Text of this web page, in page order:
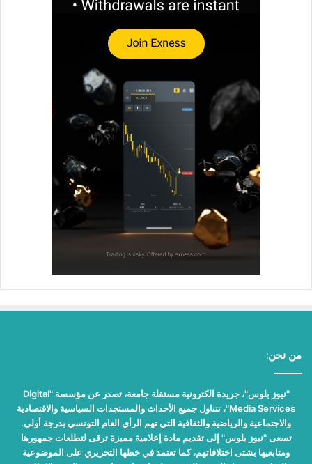
من نحن:
"نيوز بلوس"، جريدة الكترونية مستقلة جامعة، تصدر عن مؤسسة "Digital
Media Services"، تتناول جميع الأحداث والمستجدات السياسية والاقتصادية
والاجتماعية والرياضية والثقافية التي تهم الرأي العام التونسي بدرجة أولى.
تسعى "نيوز بلوس" إلى تقديم مادة إعلامية مميزة ترقى لتطلعات جمهورها
ومتابعيها بشتى اختلافاتهم، كما تعتمد في خطها التحريري على الموضوعية